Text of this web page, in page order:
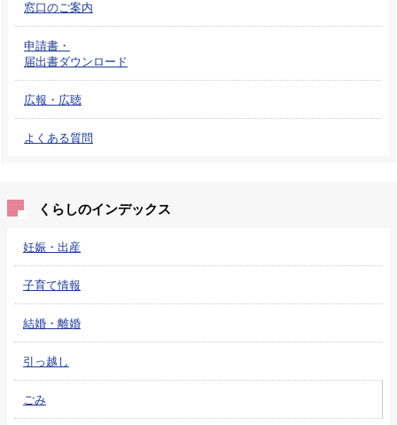
窓口のご案内
申請書・
届出書ダウンロード
広報・広聴
よくある質問
くらしのインデックス
妊娠・出産
子育て情報
結婚・離婚
引っ越し
ごみ